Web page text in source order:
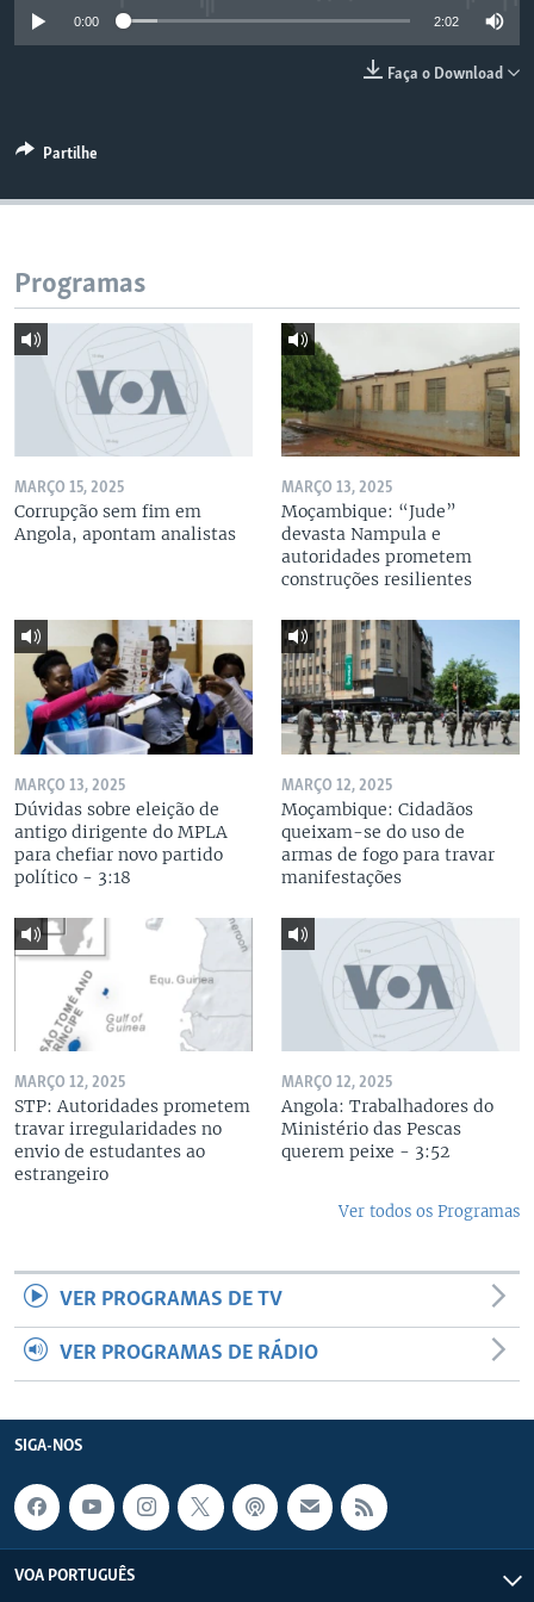
0:00 2:02
Faça o Download
Partilhe
Programas
MARÇO 15, 2025
Corrupção sem fim em
Angola, apontam analistas
MARÇO 13, 2025
Moçambique: “Jude”
devasta Nampula e
autoridades prometem
construções resilientes
MARÇO 13, 2025
Dúvidas sobre eleição de
antigo dirigente do MPLA
para chefiar novo partido
político - 3:18
MARÇO 12, 2025
Moçambique: Cidadãos
queixam-se do uso de
armas de fogo para travar
manifestações
MARÇO 12, 2025
STP: Autoridades prometem
travar irregularidades no
envio de estudantes ao
estrangeiro
MARÇO 12, 2025
Angola: Trabalhadores do
Ministério das Pescas
querem peixe - 3:52
Ver todos os Programas
VER PROGRAMAS DE TV
VER PROGRAMAS DE RÁDIO
SIGA-NOS
VOA PORTUGUÊS